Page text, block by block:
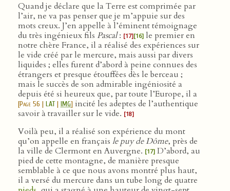
Quand je déclare que la Terre est comprimée par
l’air, ne va pas penser que je m’appuie sur des
mots creux. J’en appelle à l’éminent témoignage
du très ingénieux fils Pascal: [17][16] le premier en
notre chère France, il a réalisé des expériences sur
le vide créé par le mercure, mais aussi par divers
liquides ; elles furent d’abord à peine connues des
étrangers et presque étouffées dès le berceau ;
mais le succès de son admirable ingéniosité a
depuis été si heureux que, par toute l’Europe, il a
[Page 56 | LAT| IMG] incité les adeptes de l’authentique
savoir à travailler sur le vide. [18]
Voilà peu, il a réalisé son expérience du mont
qu’on appelle en français le puy de Dôme, près de
la ville de Clermont en Auvergne. [17] D’abord, au
pied de cette montagne, de manière presque
semblable à ce que nous avons montré plus haut,
il a versé du mercure dans un tube long de quatre